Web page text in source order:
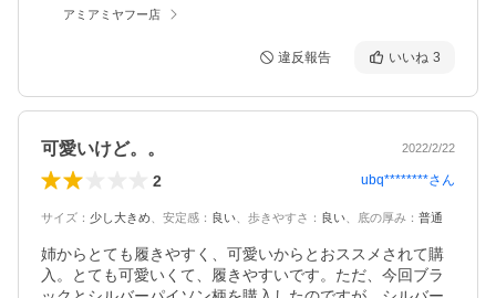
アミアミヤフー店
違反報告 いいね 3
可愛いけど。。 2022/2/22
2 ubq********さん
サイズ ： 少し大きめ 安定感 ： 良い 歩きやすさ ： 良い 底の厚み ： 普通
姉からとても履きやすく、可愛いからとおススメされて購
入。とても可愛いくて、履きやすいです。ただ、今回ブラ